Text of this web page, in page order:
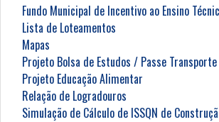
Fundo Municipal de Incentivo ao Ensino
Lista de Loteamentos
Mapas
Projeto Bolsa de Estudos / Passe Transporte
Projeto Educação Alimentar
Relação de Logradouros
Simulação de Cálculo de ISSQN de